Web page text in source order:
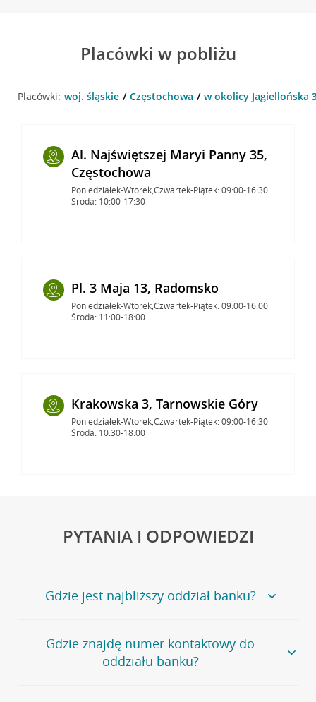
Placówki w pobliżu
Placówki: woj. śląskie Częstochowa w okolicy Jagiellońska
Al. Najświętszej Maryi Panny 35,
Częstochowa
Poniedziałek-Wtorek,Czwartek-Piątek: 09:00-16:30
Środa: 10:00-17:30
Pl. 3 Maja 13, Radomsko
Poniedziałek-Wtorek,Czwartek-Piątek: 09:00-16:00
Środa: 11:00-18:00
Krakowska 3, Tarnowskie Góry
Poniedziałek-Wtorek,Czwartek-Piątek: 09:00-16:30
Środa: 10:30-18:00
PYTANIA I ODPOWIEDZI
Gdzie jest najbliższy oddział banku?
Jeśli szukasz oddziału naszego banku, zapraszamy na
stronęPlacówki i bankomaty, na której znajduje się
wygodna wyszukiwarka.
Gdzie znajdę numer kontaktowy do
oddziału banku?